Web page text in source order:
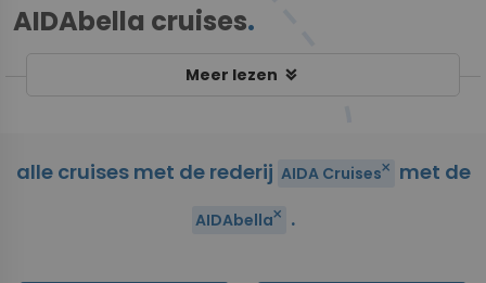
AIDAbella cruises.
Meer lezen keyboard_double_arrow_down
alle cruises met de rederij AIDA Cruisesclose met de
AIDAbellaclose .